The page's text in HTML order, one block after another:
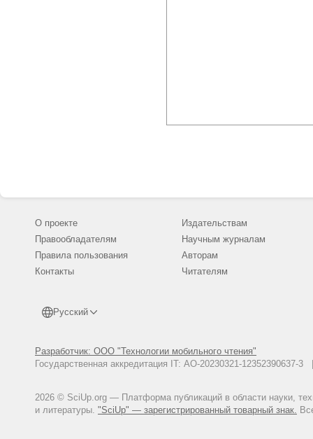
О проекте
Правообладателям
Правила пользования
Контакты
Русский
Разработчик: ООО "Технологии мобильного чтения"
Государственная аккредитация IT: АО-20230321-
2026 © SciUp.org — Платформа публикаций в области науки,
и литературы. "SciUp" — зарегистрированный товарный знак.
Издательствам
Научным журналам
Авторам
Читателям